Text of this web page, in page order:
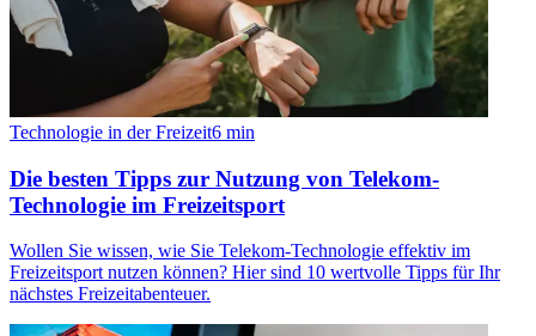
Technologie in der Freizeit6 min
Die besten Tipps zur Nutzung von Telekom-
Technologie im Freizeitsport
Wollen Sie wissen, wie Sie Telekom-Technologie effektiv im
Freizeitsport nutzen können? Hier sind 10 wertvolle Tipps für Ihr
nächstes Freizeitabenteuer.